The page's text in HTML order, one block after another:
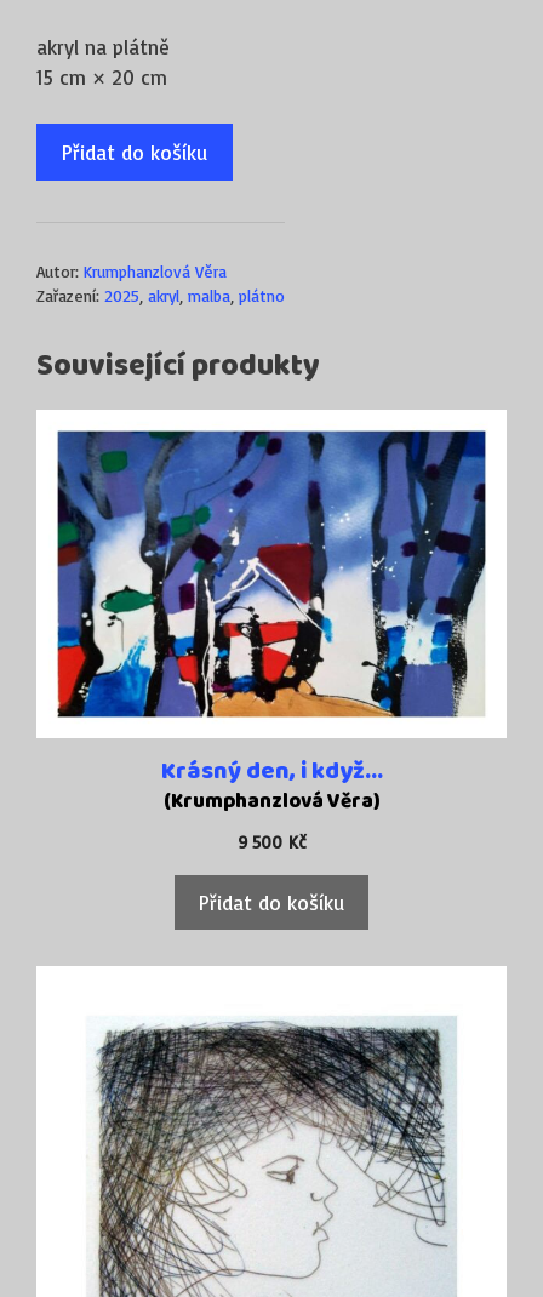
akryl na plátně
15 cm × 20 cm
Přidat do košíku
Autor: Krumphanzlová Věra
Zařazení: 2025 akryl malba plátno
Související produkty
Krásný den, i když…
(Krumphanzlová Věra)
9 500 Kč
Přidat do košíku